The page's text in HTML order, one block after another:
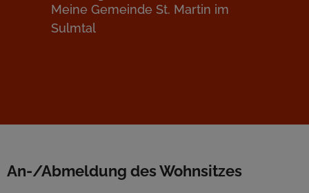
Meine Gemeinde St. Martin im
Sulmtal
An-/Abmeldung des Wohnsitzes